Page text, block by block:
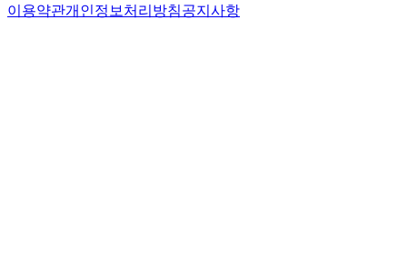
이용약관개인정보처리방침공지사항